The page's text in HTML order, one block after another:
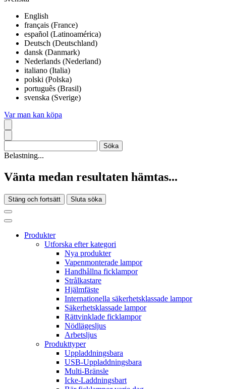
English
français (France)
español (Latinoamérica)
Deutsch (Deutschland)
dansk (Danmark)
Nederlands (Nederland)
italiano (Italia)
polski (Polska)
português (Brasil)
svenska (Sverige)
Var man kan köpa
Belastning...
Vänta medan resultaten hämtas...
Stäng och fortsätt Sluta söka
Produkter
Utforska efter kategori
Nya produkter
Vapenmonterade lampor
Handhållna ficklampor
Strålkastare
Hjälmfäste
Internationella säkerhetsklassade lampor
Säkerhetsklassade lampor
Rättvinklade ficklampor
Nödlägesljus
Arbetsljus
Produkttyper
Uppladdningsbara
USB-Uppladdningsbara
Multi-Bränsle
Icke-Laddningsbart